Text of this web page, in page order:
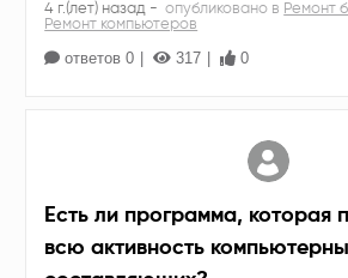
4 г.(лет) назад - опубликовано в Ремонт
Ремонт компьютеров
ответов 0 317 0
Есть ли программа, которая
всю активность